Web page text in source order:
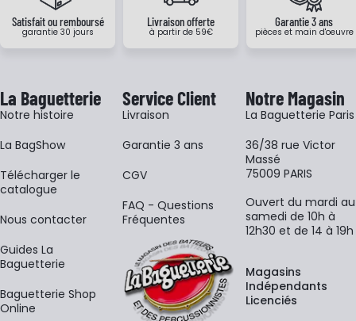
Satisfait ou remboursé
garantie 30 jours
Livraison offerte
à partir de 59€
Garantie 3 ans
pièces et main d'oeuvre
La Baguetterie
Notre histoire
La BagShow
​Télécharger le
catalogue
Nous contacter
Guides La
Baguetterie
Baguetterie Shop
Online
Service Client
Livraison
Garantie 3 ans
CGV
FAQ - Questions
Fréquentes
Notre Magasin
La Baguetterie Paris
36/38 rue Victor
Massé
75009 PARIS
Ouvert du mardi au
samedi de 10h à
12h30 et de 14 à 19h
Magasins
Indépendants
Licenciés